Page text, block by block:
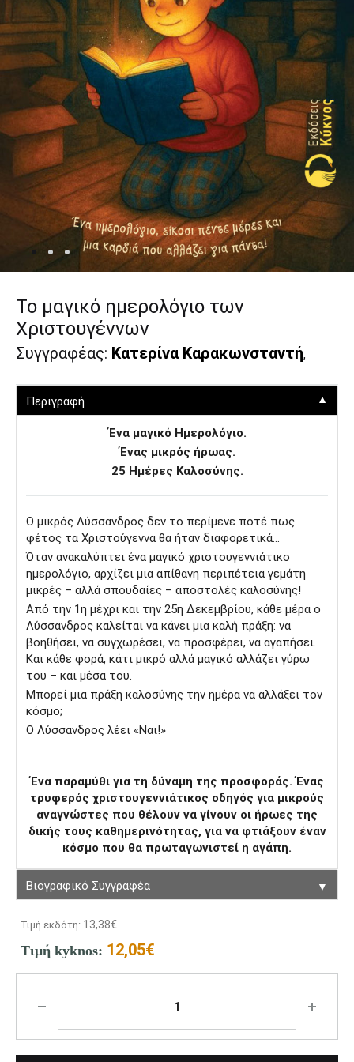
Το μαγικό ημερολόγιο των
Χριστουγέννων
Συγγραφέας: Κατερίνα Καρακωνσταντή,
Περιγραφή ▼
Ένα μαγικό Ημερολόγιο.
Ένας μικρός ήρωας.
25 Ημέρες Καλοσύνης.
Ο μικρός Λύσσανδρος δεν το περίμενε ποτέ πως
φέτος τα Χριστούγεννα θα ήταν διαφορετικά...
Όταν ανακαλύπτει ένα μαγικό χριστουγεννιάτικο
ημερολόγιο, αρχίζει μια απίθανη περιπέτεια γεμάτη
μικρές – αλλά σπουδαίες – αποστολές καλοσύνης!
Από την 1η μέχρι και την 25η Δεκεμβρίου, κάθε μέρα ο
Λύσσανδρος καλείται να κάνει μια καλή πράξη: να
βοηθήσει, να συγχωρέσει, να προσφέρει, να αγαπήσει.
Και κάθε φορά, κάτι μικρό αλλά μαγικό αλλάζει γύρω
του – και μέσα του.
Μπορεί μια πράξη καλοσύνης την ημέρα να αλλάξει τον
κόσμο;
Ο Λύσσανδρος λέει «Ναι!»
Ένα παραμύθι για τη δύναμη της προσφοράς. Ένας
τρυφερός χριστουγεννιάτικος οδηγός για μικρούς
αναγνώστες που θέλουν να γίνουν οι ήρωες της
δικής τους καθημερινότητας, για να φτιάξουν έναν
κόσμο που θα πρωταγωνιστεί η αγάπη.
Βιογραφικό Συγγραφέα ▼
Τιμή εκδότη: 13,38€
Τιμή kyknos: 12,05€